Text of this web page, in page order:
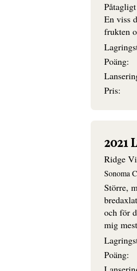
En viss
frukten
Poäng:
Pris:
2021
Ridge
Sonoma
Större,
och för
mig
Poäng: